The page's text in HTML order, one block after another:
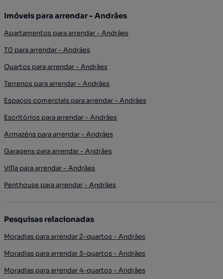
Imóveis para arrendar - Andrães
Apartamentos para arrendar - Andrães
T0 para arrendar - Andrães
Quartos para arrendar - Andrães
Terrenos para arrendar - Andrães
Espaços comerciais para arrendar - Andrães
Escritórios para arrendar - Andrães
Armazéns para arrendar - Andrães
Garagens para arrendar - Andrães
Villa para arrendar - Andrães
Penthouse para arrendar - Andrães
Pesquisas relacionadas
Moradias para arrendar 2-quartos - Andrães
Moradias para arrendar 3-quartos - Andrães
Moradias para arrendar 4-quartos - Andrães